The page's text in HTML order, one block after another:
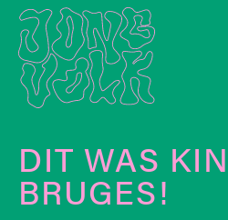
DIT WAS
BRUGES!